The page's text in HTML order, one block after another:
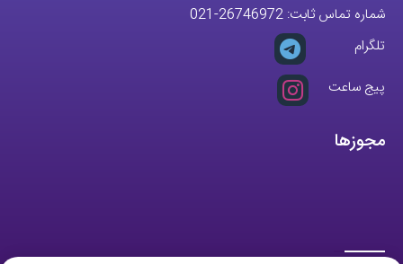
شماره تماس ثابت: 26746972
-021
تلگرام
پیج ساعت
مجوزها